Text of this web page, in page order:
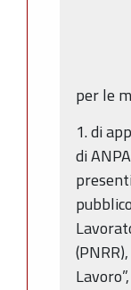
per le
1. di
di